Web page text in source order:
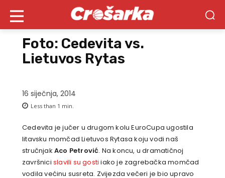
Foto: Cedevita vs.
Lietuvos Rytas
16 siječnja, 2014
Less than 1 min.
Cedevita je jučer u drugom kolu EuroCupa ugostila
litavsku momčad Lietuvos Rytasa koju vodi naš
stručnjak Aco Petrović. Na koncu, u dramatičnoj
završnici slavili su gostiiako je zagrebačka momčad
vodila većinu susreta. Zvijezda večeri je bio upravo